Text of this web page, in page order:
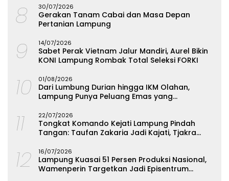
8 30/07/2026
Gerakan Tanam Cabai dan Masa Depan
Pertanian Lampung
9 14/07/2026
Sabet Perak Vietnam Jalur Mandiri, Aurel Bikin
KONI Lampung Rombak Total Seleksi FORKI
10 01/08/2026
Dari Lumbung Durian hingga IKM Olahan,
Lampung Punya Peluang Emas yang
11 22/07/2026
Tongkat Komando Kejati Lampung Pindah
Tangan: Taufan Zakaria Jadi Kajati, Tjakra
12 16/07/2026
Lampung Kuasai 51 Persen Produksi Nasional,
Wamenperin Targetkan Jadi Episentrum